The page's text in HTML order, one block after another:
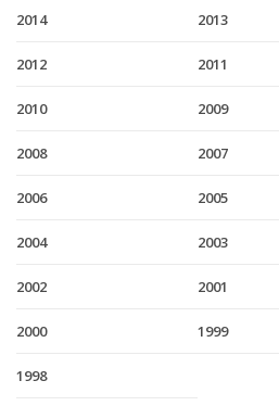
2014 2013
2012 2011
2010 2009
2008 2007
2006 2005
2004 2003
2002 2001
2000 1999
1998